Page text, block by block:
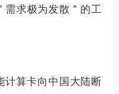
需求极为发散 " 的工
计算卡向中国大陆断